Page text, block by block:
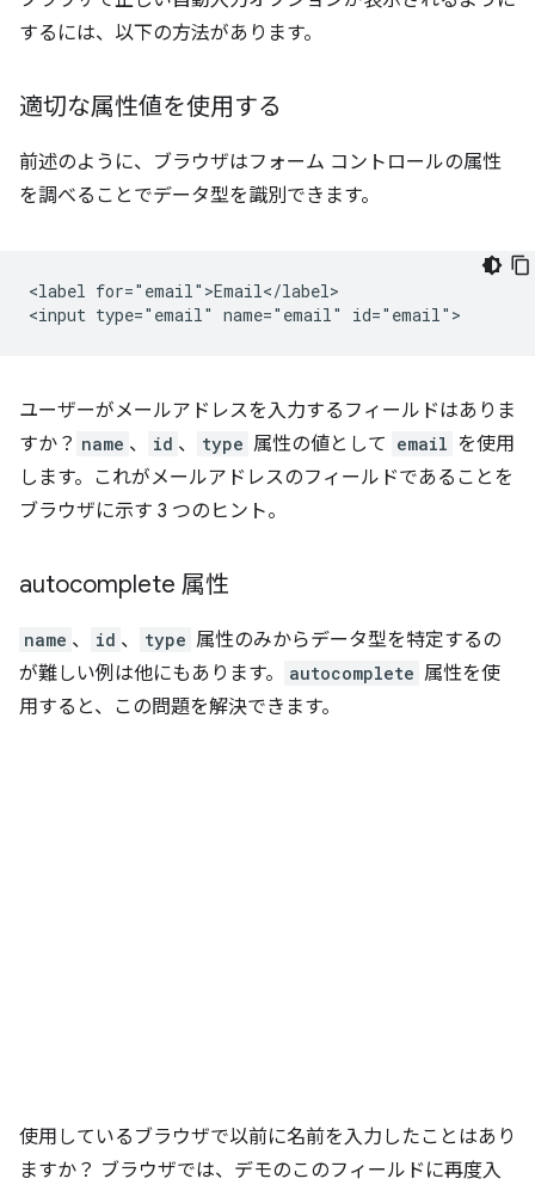
するには、以下の方法があります。
適切な属性値を使用する
前述のように、ブラウザはフォーム コントロールの属性
を調べることでデータ型を識別できます。
<label for="email">Email</label>
ユーザーがメールアドレスを入力するフィールドはありま
すか？ name 、 id 、 type 属性の値として email を使用
します。これがメールアドレスのフィールドであることを
ブラウザに示す 3 つのヒント。
autocomplete 属性
name 、 id 、 type 属性のみからデータ型を特定するの
が難しい例は他にもあります。
autocomplete 属性を使
用すると、この問題を解決できます。
使用しているブラウザで以前に名前を入力したことはあり
ますか？ ブラウザでは、デモのこのフィールドに再度入